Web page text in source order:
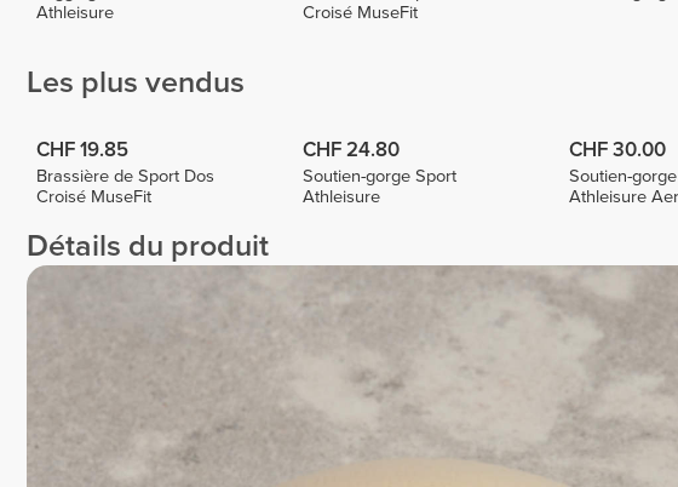
Athleisure
Croisé MuseFit
Les plus vendus
CHF 19.85
Brassière de Sport Dos
Croisé MuseFit
CHF 24.80
Soutien-gorge Sport
Athleisure
CHF 30.00
Soutien-
Athleisure
Détails du produit